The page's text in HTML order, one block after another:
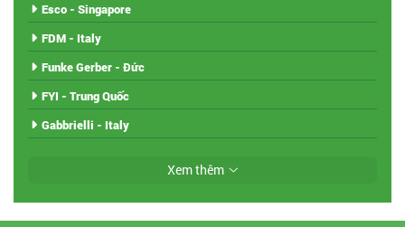
Esco - Singapore
FDM - Italy
Funke Gerber - Đức
FYI - Trung Quốc
Gabbrielli - Italy
Xem thêm